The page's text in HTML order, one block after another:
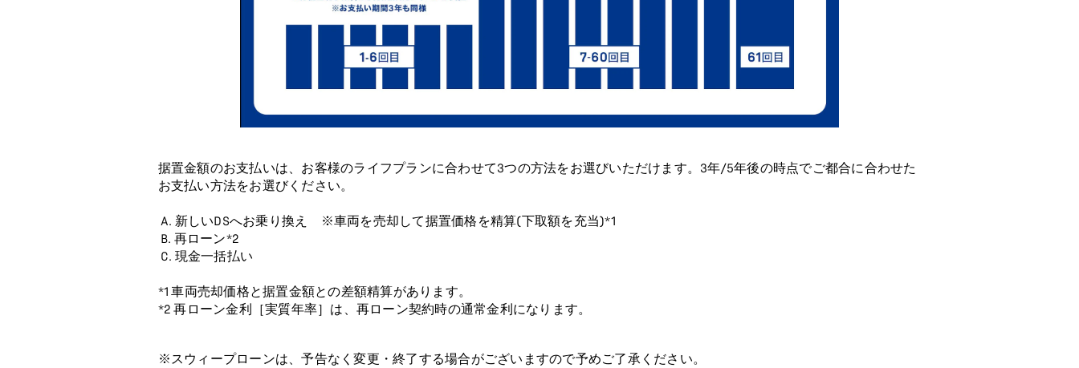
据置金額のお支払いは、お客様のライフプランに合わせて3つの方法をお選びいただけます。3年/5年後の時点でご都合に合わせた
お支払い方法をお選びください。
A. 新しいDSへお乗り換え ※車両を売却して据置価格を精算(下取額を充当)*1
B. 再ローン*2
C. 現金一括払い
*1 車両売却価格と据置金額との差額精算があります。
*2 再ローン金利［実質年率］は、再ローン契約時の通常金利になります。
※スウィープローンは、予告なく変更・終了する場合がございますので予めご了承ください。